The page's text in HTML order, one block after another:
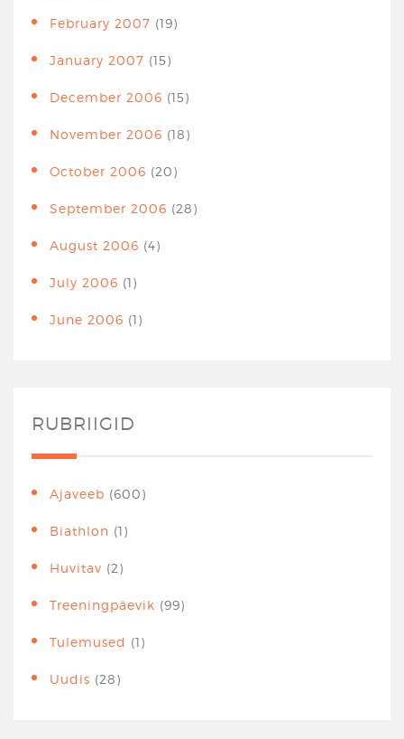
February 2007 (19)
January 2007 (15)
December 2006 (15)
November 2006 (18)
October 2006 (20)
September 2006 (28)
August 2006 (4)
July 2006 (1)
June 2006 (1)
RUBRIIGID
Ajaveeb (600)
Biathlon (1)
Huvitav (2)
Treeningpäevik (99)
Tulemused (1)
Uudis (28)